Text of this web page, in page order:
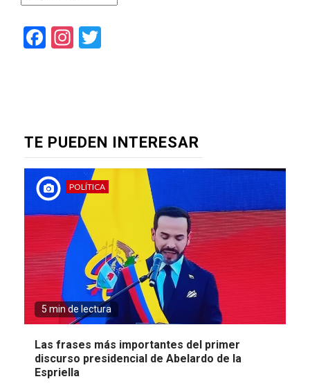
Facebook
Instagram
TE PUEDEN INTERESAR
POLÍTICA
5 min de lectura
Las frases más importantes del primer
discurso presidencial de Abelardo de la
Espriella